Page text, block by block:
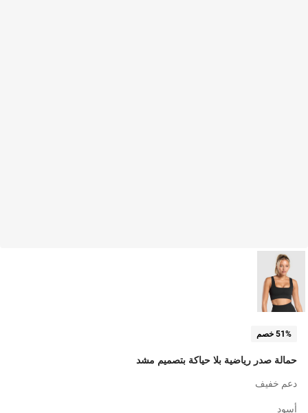
51% خصم
حمالة صدر رياضية بلا حياكة بتصميم مشد
دعم خفيف
أسود